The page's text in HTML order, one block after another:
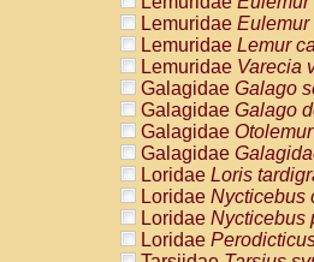
Lemuridae Eulemur
Lemuridae Lemur
Lemuridae Varecia
Galagidae Galago
Galagidae Galago
Galagidae
Galagidae
Loridae Loris
Loridae Nycticebus
Loridae Nycticebus
Loridae